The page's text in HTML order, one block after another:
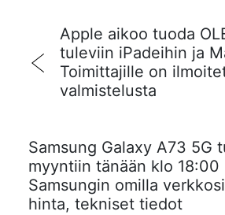
Apple aikoo tuoda
tuleviin iPadeihin ja
Toimittajille on
valmistelusta
Samsung Galaxy A73 5G
myyntiin tänään klo 18:00
Samsungin omilla
hinta, tekniset tiedot